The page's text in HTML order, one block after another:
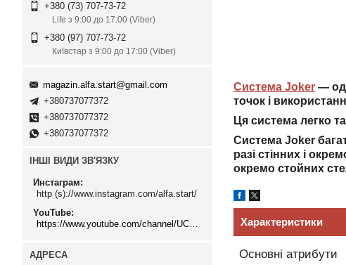
Система Joker —
точок і
Ця система легко
Система Joker
разі стінних і
окремо стойних
Характеристики
Основні атрибути
+380 (73) 707-73-72
Life з 9:00 до 17:00 (Viber)
+380 (97) 707-73-72
Київстар з 9:00 до 17:00 (Viber)
magazin.alfa.start@gmail.com
+380737077372
+380737077372
+380737077372
ІНШІ ВИДИ ЗВ'ЯЗКУ
Инстаграм
http (s)://www.instagram.com/alfa.start/
YouTube